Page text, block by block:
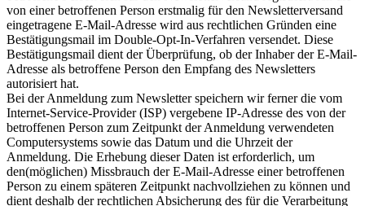
von einer betroffenen Person erstmalig für den Newsletterversand
eingetragene E-Mail-Adresse wird aus rechtlichen Gründen eine
Bestätigungsmail im Double-Opt-In-Verfahren versendet. Diese
Bestätigungsmail dient der Überprüfung, ob der Inhaber der E-Mail-
Adresse als betroffene Person den Empfang des Newsletters
autorisiert hat.
Bei der Anmeldung zum Newsletter speichern wir ferner die vom
Internet-Service-Provider (ISP) vergebene IP-Adresse des von der
betroffenen Person zum Zeitpunkt der Anmeldung verwendeten
Computersystems sowie das Datum und die Uhrzeit der
Anmeldung. Die Erhebung dieser Daten ist erforderlich, um
den(möglichen) Missbrauch der E-Mail-Adresse einer betroffenen
Person zu einem späteren Zeitpunkt nachvollziehen zu können und
dient deshalb der rechtlichen Absicherung des für die Verarbeitung